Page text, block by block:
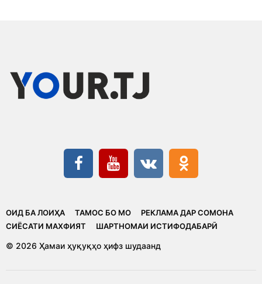
ОИД БА ЛОИҲА ТАМОС БО МО
РЕКЛАМА ДАР СОМОНА
CИЁСАТИ МАХФИЯТ
ШАРТНОМАИ ИСТИФОДАБАРӢ
© 2026 Ҳамаи ҳуқуқҳо ҳифз шудаанд